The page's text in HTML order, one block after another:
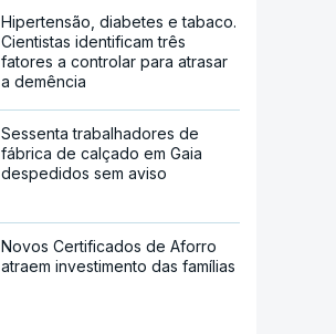
Hipertensão, diabetes e tabaco.
Cientistas identificam três
fatores a controlar para atrasar
a demência
Sessenta trabalhadores de
fábrica de calçado em Gaia
despedidos sem aviso
Novos Certificados de Aforro
atraem investimento das famílias